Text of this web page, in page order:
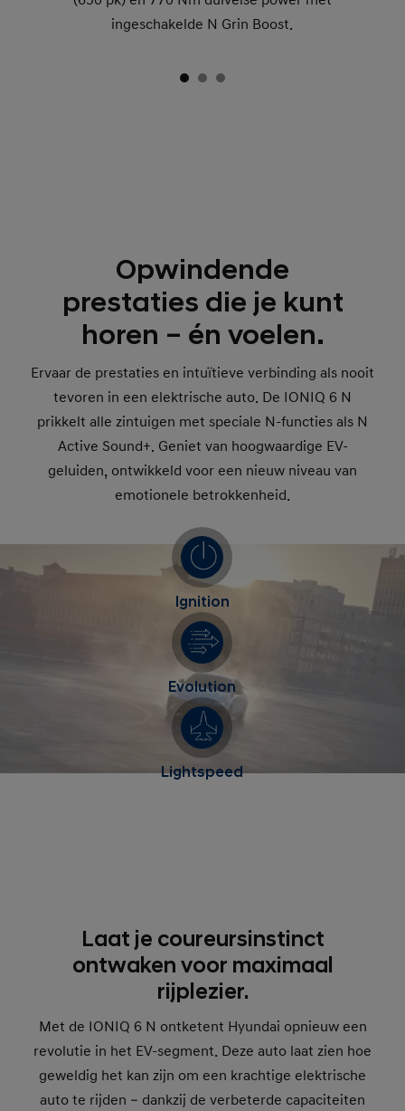
ingeschakelde N Grin Boost.
Opwindende
prestaties die je kunt
horen – én voelen.
Ervaar de prestaties en intuïtieve verbinding als nooit
tevoren in een elektrische auto. De IONIQ 6 N
prikkelt alle zintuigen met speciale N-functies als N
Active Sound+. Geniet van hoogwaardige EV-
geluiden, ontwikkeld voor een nieuw niveau van
emotionele betrokkenheid.
Ignition
Evolution
Lightspeed
Laat je coureursinstinct
ontwaken voor maximaal
rijplezier.
Met de IONIQ 6 N ontketent Hyundai opnieuw een
revolutie in het EV-segment. Deze auto laat zien hoe
geweldig het kan zijn om een krachtige elektrische
auto te rijden – dankzij de verbeterde capaciteiten